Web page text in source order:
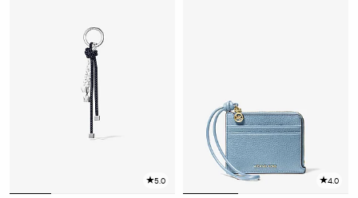
5.0 4.0